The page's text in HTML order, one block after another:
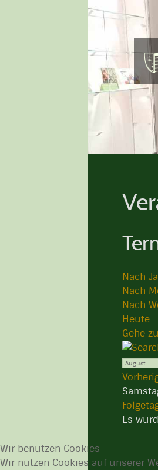
Nach
Nach
Nach
Heute
Gehe
Es
Wir benutzen Cookies
Wir nutzen Cookies auf unserer